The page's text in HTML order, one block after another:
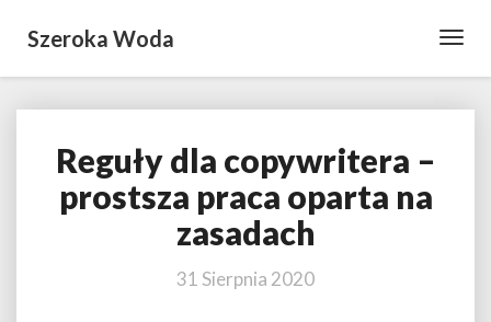
Szeroka Woda
Reguły
dla
copywritera
–
prostsza
praca
Reguły dla copywritera –
prostsza praca oparta na
zasadach
31 Sierpnia 2020